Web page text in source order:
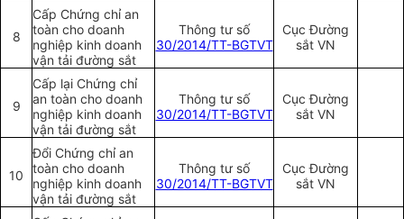
8
Cấp Chứng chỉ an
toàn cho doanh
nghiệp kinh doanh
vận tải đường sắt
Thông tư số
30/2014/TT-BGTVT
Cục Đường
sắt VN
9
Cấp lại Chứng chỉ
an toàn cho doanh
nghiệp kinh doanh
vận tải đường sắt
Thông tư số
30/2014/TT-BGTVT
Cục Đường
sắt VN
10
Đổi Chứng chỉ an
toàn cho doanh
nghiệp kinh doanh
vận tải đường sắt
Thông tư số
30/2014/TT-BGTVT
Cục Đường
sắt VN